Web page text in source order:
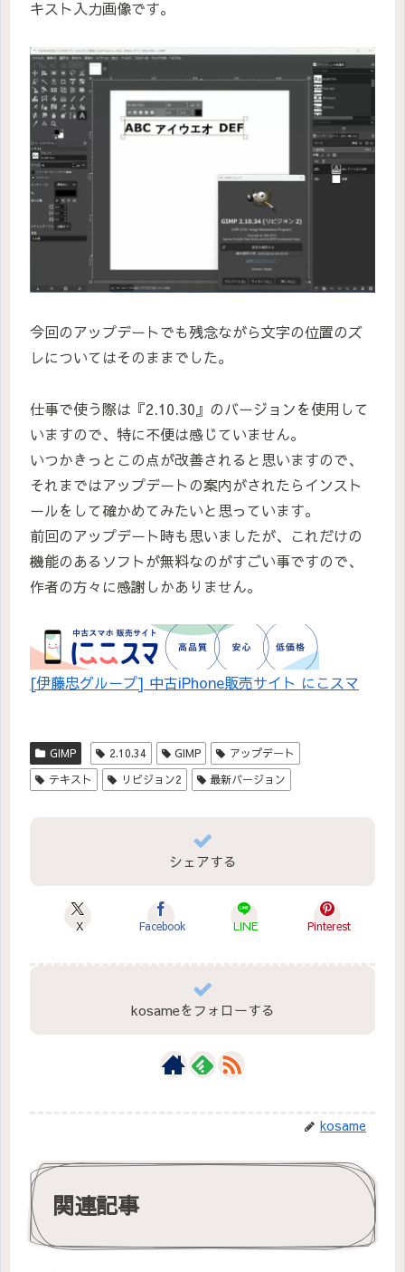
キスト入力画像です。
今回のアップデートでも残念ながら文字の位置のズ
レについてはそのままでした。
仕事で使う際は『2.10.30』のバージョンを使用して
いますので、特に不便は感じていません。
いつかきっとこの点が改善されると思いますので、
それまではアップデートの案内がされたらインスト
ールをして確かめてみたいと思っています。
前回のアップデート時も思いましたが、これだけの
機能のあるソフトが無料なのがすごい事ですので、
作者の方々に感謝しかありません。
[伊藤忠グループ] 中古iPhone販売サイト にこスマ
GIMP 2.10.34 GIMP
アップデート
テキスト
リビジョン2 最新バージョン
シェアする
X Facebook LINE Pinterest
kosameをフォローする
kosame
関連記事